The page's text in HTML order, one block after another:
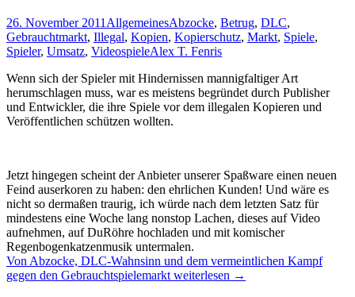
26. November 2011 AllgemeinesAbzocke, Betrug, DLC,
Gebrauchtmarkt, Illegal, Kopien, Kopierschutz, Markt, Spiele,
Spieler, Umsatz, VideospieleAlex T. Fenris
Wenn sich der Spieler mit Hindernissen mannigfaltiger Art
herumschlagen muss, war es meistens begründet durch Publisher
und Entwickler, die ihre Spiele vor dem illegalen Kopieren und
Veröffentlichen schützen wollten.
Jetzt hingegen scheint der Anbieter unserer Spaßware einen neuen
Feind auserkoren zu haben: den ehrlichen Kunden! Und wäre es
nicht so dermaßen traurig, ich würde nach dem letzten Satz für
mindestens eine Woche lang nonstop Lachen, dieses auf Video
aufnehmen, auf DuRöhre hochladen und mit komischer
Regenbogenkatzenmusik untermalen.
Von Abzocke, DLC-Wahnsinn und dem vermeintlichen Kampf
gegen den Gebrauchtspielemarkt weiterlesen →